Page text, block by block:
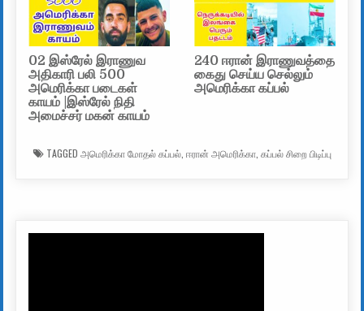
02 இஸ்ரேல் இராணுவ
அதிகாரி பலி 500
அமெரிக்கா படைகள்
காயம் |இஸ்ரேல் நிதி
அமைச்சர் மகன் காயம்
240 ஈரான் இராணுவத்தை
கைது செய்ய செல்லும்
அமெரிக்கா கப்பல்
TAGGED அமெரிக்கா மோதல் கப்பல், ஈரான் அமெரிக்கா, கப்பல் சிறை பிடிப்பு